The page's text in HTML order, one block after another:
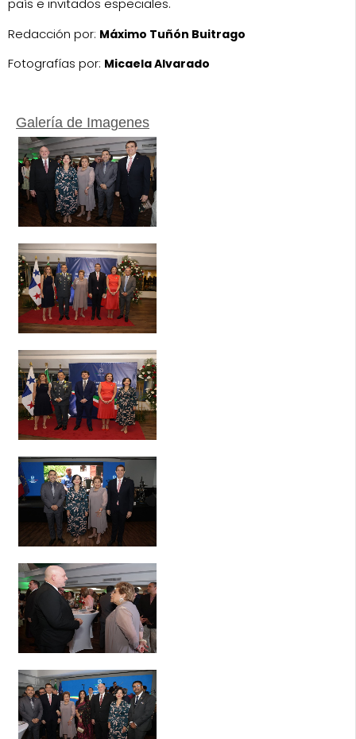
país e invitados especiales.
Redacción por: Máximo Tuñón Buitrago
Fotografías por: Micaela Alvarado
Galería de Imagenes